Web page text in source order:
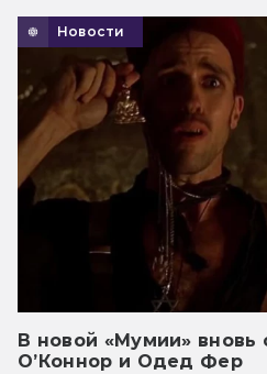
Новости
В новой «Мумии»
О’Коннор и Одед Фер